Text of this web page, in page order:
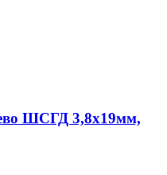
ШСГД 3,8х19мм,